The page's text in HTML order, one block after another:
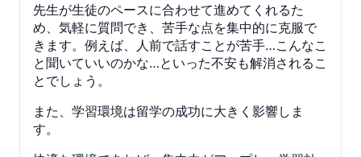
先生が生徒のペースに合わせて進めてくれるた
め、気軽に質問でき、苦手な点を集中的に克服で
きます。例えば、人前で話すことが苦手…こんなこ
と聞いていいのかな…といった不安も解消されるこ
とでしょう。
また、学習環境は留学の成功に大きく影響しま
す。